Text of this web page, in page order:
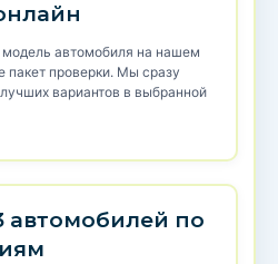
автомобиля на нашем
пакет проверки. Мы сразу
вариантов в выбранной
автомобилей по